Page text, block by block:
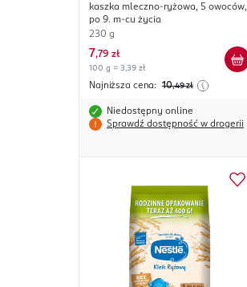
kaszka mleczno-ryżowa, 5 owoców,
po 9. m-cu życia
230 g
7,79 zł
100 g = 3,39 zł
Najniższa cena: 10,49 zł
Niedostępny online
Sprawdź dostępność w drogerii